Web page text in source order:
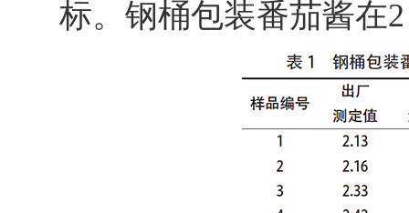
标。钢桶包装番茄酱在